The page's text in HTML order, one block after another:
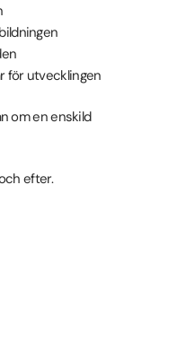
för utvecklingen
om en enskild
efter.